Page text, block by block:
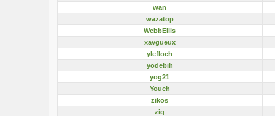
wan
wazatop
WebbEllis
xavgueux
ylefloch
yodebih
yog21
Youch
zikos
ziq